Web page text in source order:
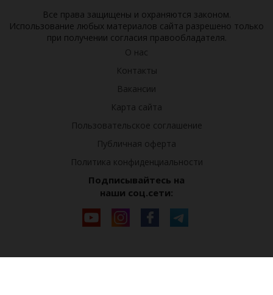
Все права защищены и охраняются законом.
Использование любых материалов сайта разрешено только
при получении согласия правообладателя.
О нас
Контакты
Вакансии
Карта сайта
Пользовательское соглашение
Публичная оферта
Политика конфиденциальности
Подписывайтесь на
наши соц.сети: